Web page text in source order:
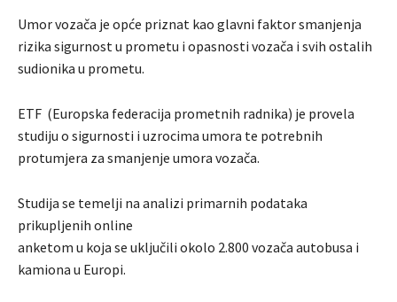
Umor vozača je opće priznat kao glavni faktor smanjenja
rizika sigurnost u prometu i opasnosti vozača i svih ostalih
sudionika u prometu.
ETF (Europska federacija prometnih radnika) je provela
studiju o sigurnosti i uzrocima umora te potrebnih
protumjera za smanjenje umora vozača.
Studija se temelji na analizi primarnih podataka
prikupljenih online
anketom u koja se uključili okolo 2.800 vozača autobusa i
kamiona u Europi.